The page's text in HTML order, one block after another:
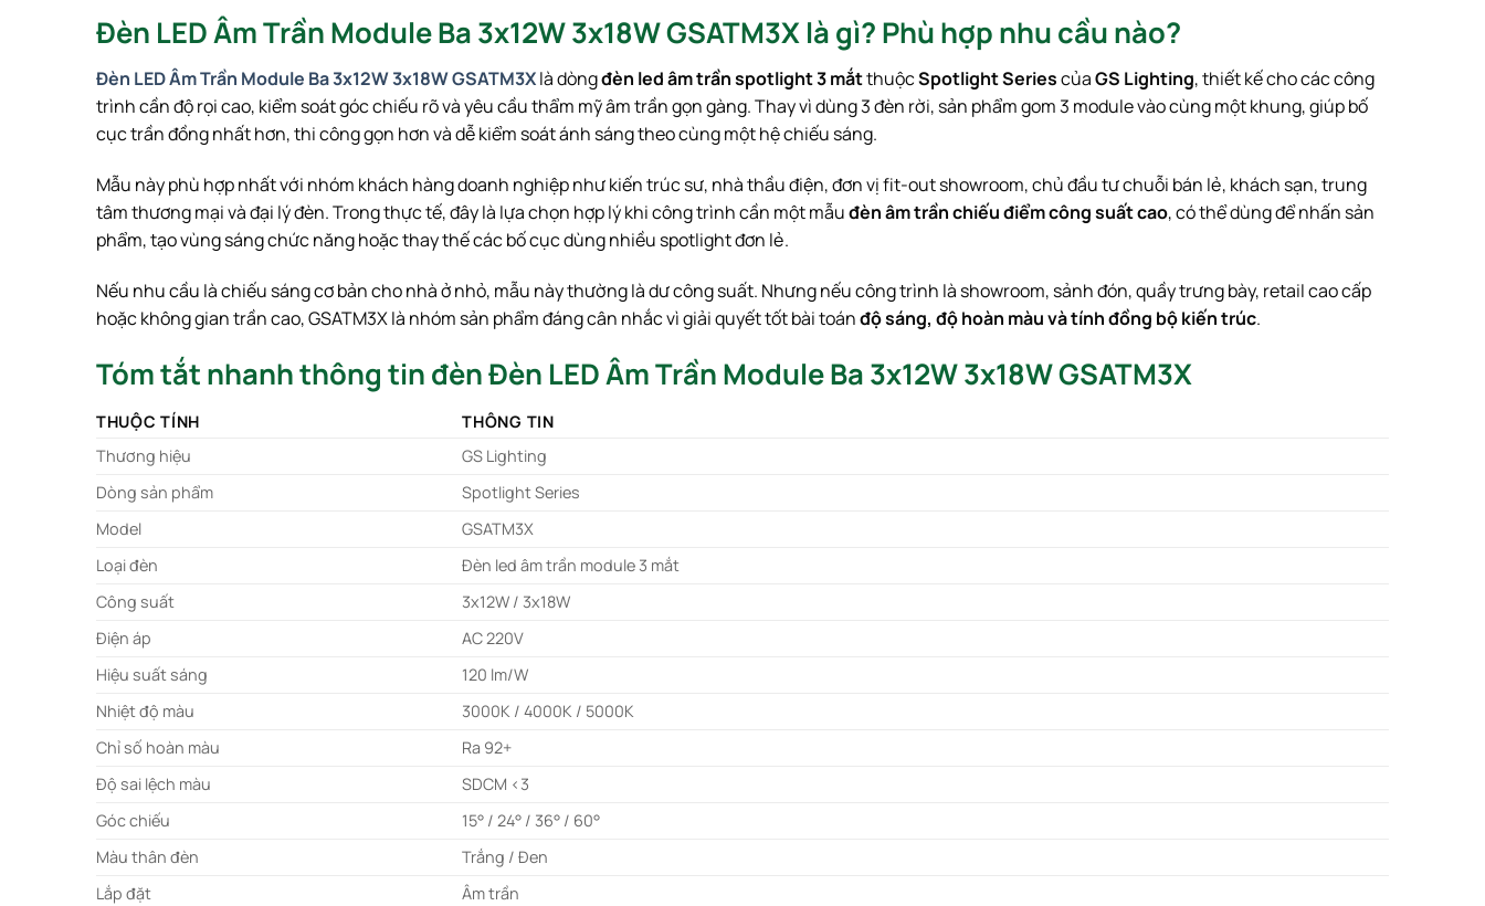
Đèn LED Âm Trần Module Ba 3x12W 3x18W GSATM3X là gì? Phù hợp nhu cầu nào?
Đèn LED Âm Trần Module Ba 3x12W 3x18W GSATM3Xlà dòngđèn led âm trần spotlight 3 mắtthuộcSpotlight SeriescủaGS Lighting, thiết kế cho các công
trình cần độ rọi cao, kiểm soát góc chiếu rõ và yêu cầu thẩm mỹ âm trần gọn gàng. Thay vì dùng 3 đèn rời, sản phẩm gom 3 module vào cùng một khung, giúp bố
cục trần đồng nhất hơn, thi công gọn hơn và dễ kiểm soát ánh sáng theo cùng một hệ chiếu sáng.
Mẫu này phù hợp nhất với nhóm khách hàng doanh nghiệp như kiến trúc sư, nhà thầu điện, đơn vị fit-out showroom, chủ đầu tư chuỗi bán lẻ, khách sạn, trung
tâm thương mại và đại lý đèn. Trong thực tế, đây là lựa chọn hợp lý khi công trình cần một mẫuđèn âm trần chiếu điểm công suất cao, có thể dùng để nhấn sản
phẩm, tạo vùng sáng chức năng hoặc thay thế các bố cục dùng nhiều spotlight đơn lẻ.
Nếu nhu cầu là chiếu sáng cơ bản cho nhà ở nhỏ, mẫu này thường là dư công suất. Nhưng nếu công trình là showroom, sảnh đón, quầy trưng bày, retail cao cấp
hoặc không gian trần cao, GSATM3X là nhóm sản phẩm đáng cân nhắc vì giải quyết tốt bài toánđộ sáng, độ hoàn màu và tính đồng bộ kiến trúc.
Tóm tắt nhanh thông tin đèn Đèn LED Âm Trần Module Ba 3x12W 3x18W GSATM3X
THUỘC TÍNH
THÔNG TIN
Thương hiệu
GS Lighting
Dòng sản phẩm
Spotlight Series
Model
GSATM3X
Loại đèn
Đèn led âm trần module 3 mắt
Công suất
3x12W / 3x18W
Điện áp
AC 220V
Hiệu suất sáng
120 lm/W
Nhiệt độ màu
3000K / 4000K / 5000K
Chỉ số hoàn màu
Ra 92+
Độ sai lệch màu
SDCM <3
Góc chiếu
15° / 24° / 36° / 60°
Màu thân đèn
Trắng / Đen
Lắp đặt
Âm trần